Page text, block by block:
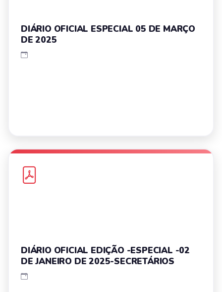
DIÁRIO OFICIAL ESPECIAL 05 DE MARÇO
DE 2025
DIÁRIO OFICIAL EDIÇÃO -ESPECIAL -02
DE JANEIRO DE 2025-SECRETÁRIOS